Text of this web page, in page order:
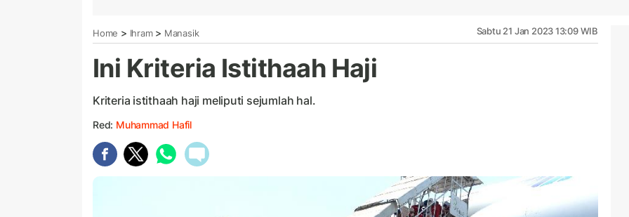
Home > Ihram> Manasik Sabtu 21 Jan 2023 13:09 WIB
Ini Kriteria Istithaah Haji
Kriteria istithaah haji meliputi sejumlah hal.
Red: Muhammad Hafil